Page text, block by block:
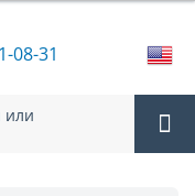
08-31
или